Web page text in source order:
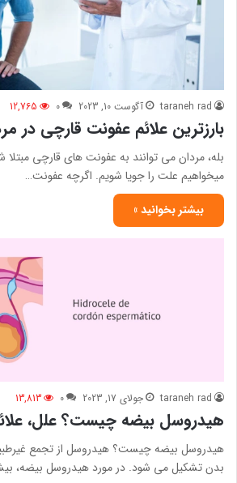
taraneh rad آگوست 10, 2023 0
12,765
بارزترین علائم عفونت قارچی در
بله، مردان می توانند به عفونت های قارچی مبتلا
میخواهیم علت را جویا شویم. اگرچه عفونت…
بیشتر بخوانید »
taraneh rad جولای 17, 2023 0
13,813
هیدروسل بیضه چیست؟ علل،
هیدروسل بیضه چیست؟ هیدروسل از تجمع
بدن تشکیل می شود. در مورد هیدروسل بیضه،